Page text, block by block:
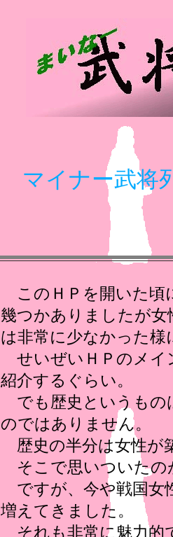
マイナー武将
このＨＰを開いた頃
幾つかありましたが
は非常に少なかった
せいぜいＨＰのメイ
紹介するぐらい。
でも歴史というもの
のではありません。
歴史の半分は女性が
そこで思いついたの
ですが、今や戦国女
増えてきました。
それも非常に魅力的